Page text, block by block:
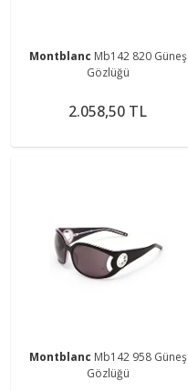
Montblanc Mb142 820 Güneş
Gözlüğü
2.058,50 TL
Montblanc Mb142 958 Güneş
Gözlüğü